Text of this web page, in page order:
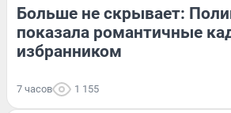
Больше не скрывает:
показала романтичные
избранником
7 часов 1 155